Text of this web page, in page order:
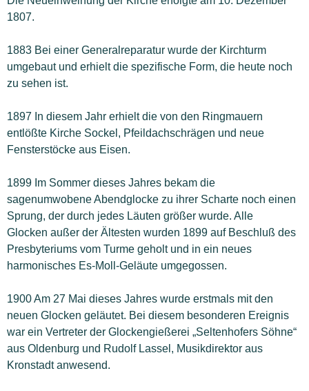
1807.
1883 Bei einer Generalreparatur wurde der Kirchturm
umgebaut und erhielt die spezifische Form, die heute noch
zu sehen ist.
1897 In diesem Jahr erhielt die von den Ringmauern
entlößte Kirche Sockel, Pfeildachschrägen und neue
Fensterstöcke aus Eisen.
1899 Im Sommer dieses Jahres bekam die
sagenumwobene Abendglocke zu ihrer Scharte noch einen
Sprung, der durch jedes Läuten größer wurde. Alle
Glocken außer der Ältesten wurden 1899 auf Beschluß des
Presbyteriums vom Turme geholt und in ein neues
harmonisches Es-Moll-Geläute umgegossen.
1900 Am 27 Mai dieses Jahres wurde erstmals mit den
neuen Glocken geläutet. Bei diesem besonderen Ereignis
war ein Vertreter der Glockengießerei „Seltenhofers Söhne“
aus Oldenburg und Rudolf Lassel, Musikdirektor aus
Kronstadt anwesend.